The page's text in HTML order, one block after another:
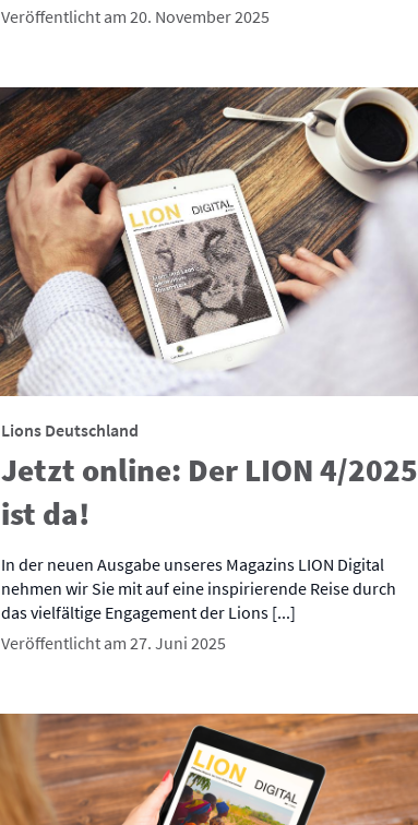
Veröffentlicht am 20. November 2025
Lions Deutschland
Jetzt online: Der LION 4/2025
ist da!
In der neuen Ausgabe unseres Magazins LION Digital
nehmen wir Sie mit auf eine inspirierende Reise durch
das vielfältige Engagement der Lions [...]
Veröffentlicht am 27. Juni 2025